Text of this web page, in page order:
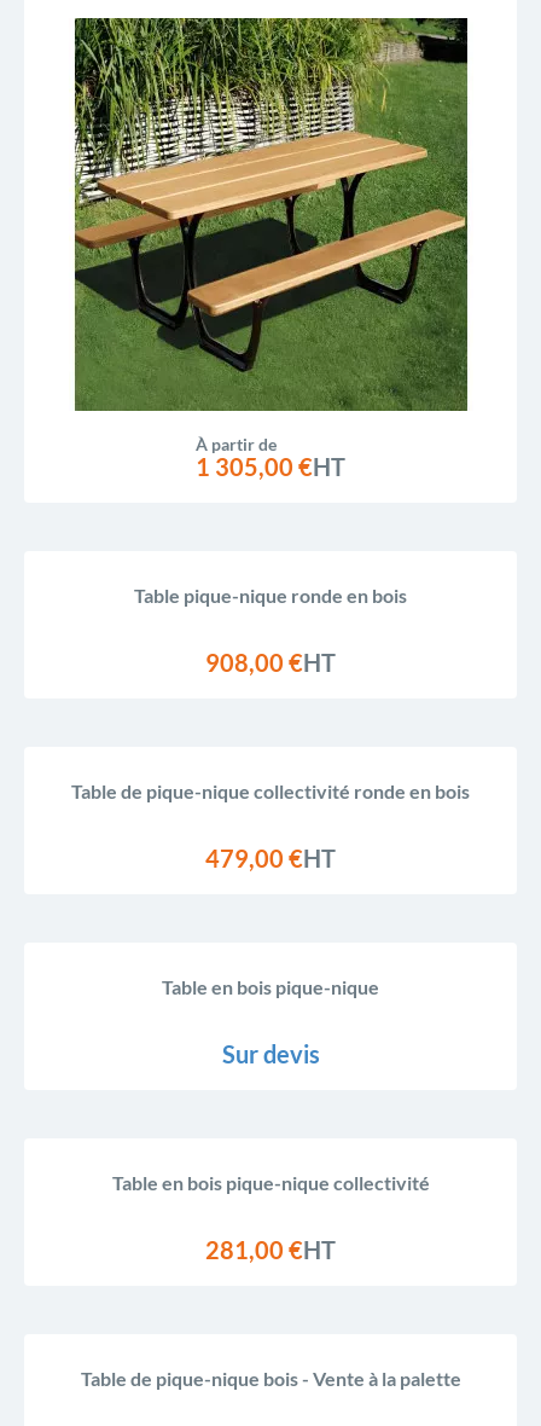
À partir de
1 305,00 €HT
Table pique-nique ronde en bois
908,00 €HT
Table de pique-nique collectivité ronde en bois